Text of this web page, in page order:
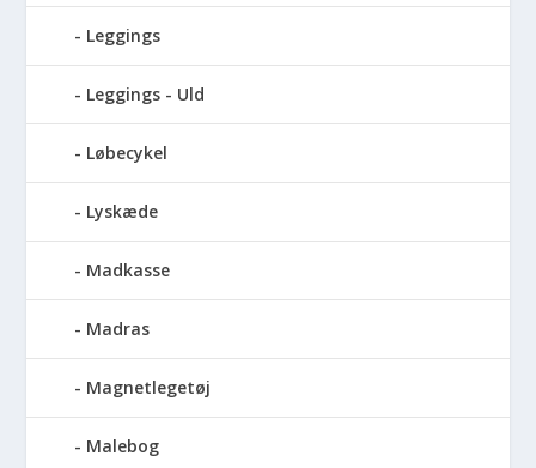
Leggings
Leggings - Uld
Løbecykel
Lyskæde
Madkasse
Madras
Magnetlegetøj
Malebog